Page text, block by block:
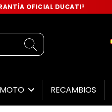
OFICIAL DUCATI®
RECAMBIOS